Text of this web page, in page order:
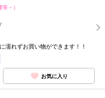
等－）
濡れずお買い物ができます！！
お気に入り